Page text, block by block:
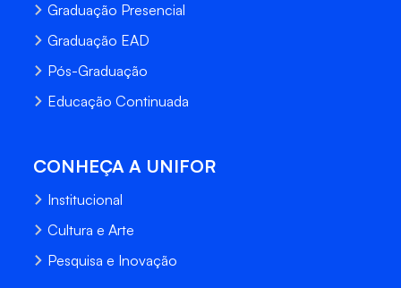
Graduação Presencial
Graduação EAD
Pós-Graduação
Educação Continuada
CONHEÇA A UNIFOR
Institucional
Cultura e Arte
Pesquisa e Inovação